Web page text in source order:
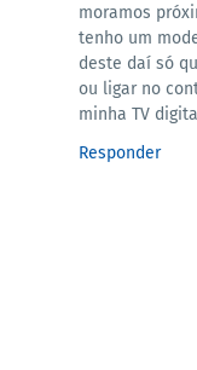
moramos
tenho um
deste daí só
ou ligar no
minha TV
Responder